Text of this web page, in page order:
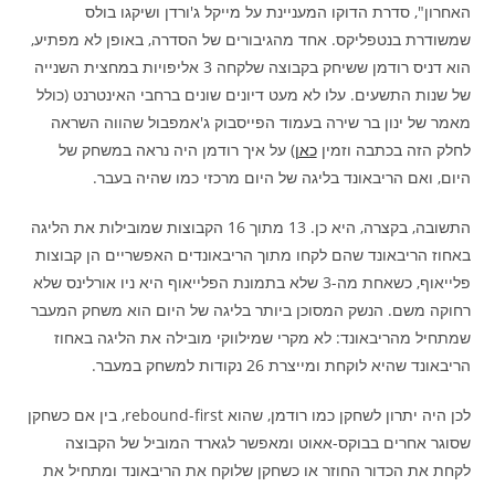
האחרון", סדרת הדוקו המעניינת על מייקל ג'ורדן ושיקגו בולס
שמשודרת בנטפליקס. אחד מהגיבורים של הסדרה, באופן לא מפתיע,
הוא דניס רודמן ששיחק בקבוצה שלקחה 3 אליפויות במחצית השנייה
של שנות התשעים. עלו לא מעט דיונים שונים ברחבי האינטרנט (כולל
מאמר של ינון בר שירה בעמוד הפייסבוק ג'אמפבול שהווה השראה
לחלק הזה בכתבה וזמיןכאן) על איך רודמן היה נראה במשחק של
היום, ואם הריבאונד בליגה של היום מרכזי כמו שהיה בעבר.
התשובה, בקצרה, היא כן. 13 מתוך 16 הקבוצות שמובילות את הליגה
באחוז הריבאונד שהם לקחו מתוך הריבאונדים האפשריים הן קבוצות
פלייאוף, כשאחת מה-3 שלא בתמונת הפלייאוף היא ניו אורלינס שלא
רחוקה משם. הנשק המסוכן ביותר בליגה של היום הוא משחק המעבר
שמתחיל מהריבאונד: לא מקרי שמילווקי מובילה את הליגה באחוז
הריבאונד שהיא לוקחת ומייצרת 26 נקודות למשחק במעבר.
לכן היה יתרון לשחקן כמו רודמן, שהוא rebound-first, בין אם כשחקן
שסוגר אחרים בבוקס-אאוט ומאפשר לגארד המוביל של הקבוצה
לקחת את הכדור החוזר או כשחקן שלוקח את הריבאונד ומתחיל את